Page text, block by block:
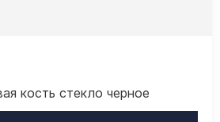
кость стекло черное